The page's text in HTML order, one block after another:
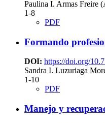
Paulina I. Armas Freire
1-8
PDF
Formando
DOI: https://doi.org/
Sandra I. Luzuriaga
1-10
PDF
Manejo y